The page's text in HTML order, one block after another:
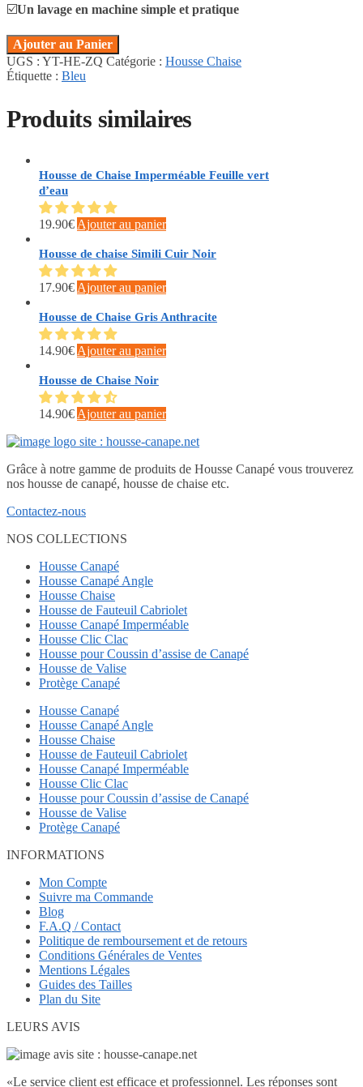
☑️Un lavage en machine simple et pratique
Ajouter au Panier
UGS : YT-HE-ZQ Catégorie : Housse Chaise
Étiquette : Bleu
Produits similaires
Housse de Chaise Imperméable Feuille vert
d’eau
19.90€Ajouter au panier
Housse de chaise Simili Cuir Noir
17.90€Ajouter au panier
Housse de Chaise Gris Anthracite
14.90€Ajouter au panier
Housse de Chaise Noir
14.90€Ajouter au panier
Grâce à notre gamme de produits de Housse Canapé vous trouverez
nos housse de canapé, housse de chaise etc.
Contactez-nous
NOS COLLECTIONS
Housse Canapé
Housse Canapé Angle
Housse Chaise
Housse de Fauteuil Cabriolet
Housse Canapé Imperméable
Housse Clic Clac
Housse pour Coussin d’assise de Canapé
Housse de Valise
Protège Canapé
Housse Canapé
Housse Canapé Angle
Housse Chaise
Housse de Fauteuil Cabriolet
Housse Canapé Imperméable
Housse Clic Clac
Housse pour Coussin d’assise de Canapé
Housse de Valise
Protège Canapé
INFORMATIONS
Mon Compte
Suivre ma Commande
Blog
F.A.Q / Contact
Politique de remboursement et de retours
Conditions Générales de Ventes
Mentions Légales
Guides des Tailles
Plan du Site
LEURS AVIS
«Le service client est efficace et professionnel. Les réponses sont